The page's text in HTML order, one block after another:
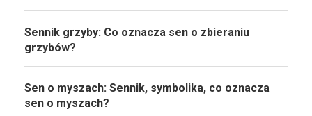
Sennik grzyby: Co oznacza sen o zbieraniu
grzybów?
Sen o myszach: Sennik, symbolika, co oznacza
sen o myszach?